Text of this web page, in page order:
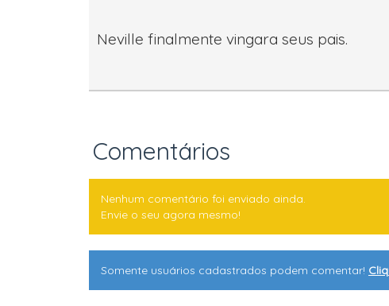
Neville finalmente vingara seus pais.
Comentários
Nenhum comentário foi enviado ainda.
Envie o seu agora mesmo!
Somente usuários cadastrados podem comentar!